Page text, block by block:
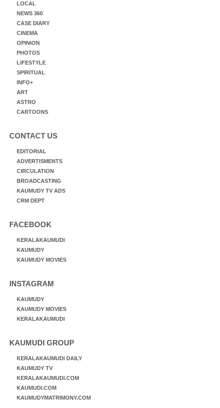
LOCAL
NEWS 360
CASE DIARY
CINEMA
OPINION
PHOTOS
LIFESTYLE
SPIRITUAL
INFO+
ART
ASTRO
CARTOONS
CONTACT US
EDITORIAL
ADVERTISMENTS
CIRCULATION
BROADCASTING
KAUMUDY TV ADS
CRM DEPT
FACEBOOK
KERALAKAUMUDI
KAUMUDY
KAUMUDY MOVIES
INSTAGRAM
KAUMUDY
KAUMUDY MOVIES
KERALAKAUMUDI
KAUMUDI GROUP
KERALAKAUMUDI DAILY
KAUMUDY TV
KERALAKAUMUDI.COM
KAUMUDI.COM
KAUMUDYMATRIMONY.COM